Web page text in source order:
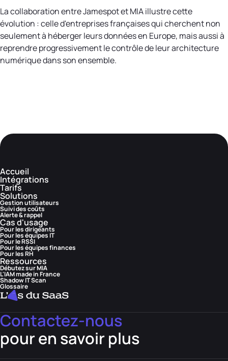
La collaboration entre Jamespot et MIA illustre cette
évolution : celle d'entreprises françaises qui cherchent non
seulement à héberger leurs données en Europe, mais aussi à
reprendre progressivement le contrôle de leur architecture
numérique dans son ensemble.
Accueil
Intégrations
Tarifs
Solutions
Gestion utilisateurs
Suivi des coûts
Alerte & rappel
Cas d'usage
Pour les dirigeants
Pour les équipes IT
Pour le RSSI
Pour les équipes finances
Pour les RH
Ressources
Débutez sur MIA
L'IAM made in France
Shadow IT Scan
Glossaire
Contactez-nous
pour en savoir plus